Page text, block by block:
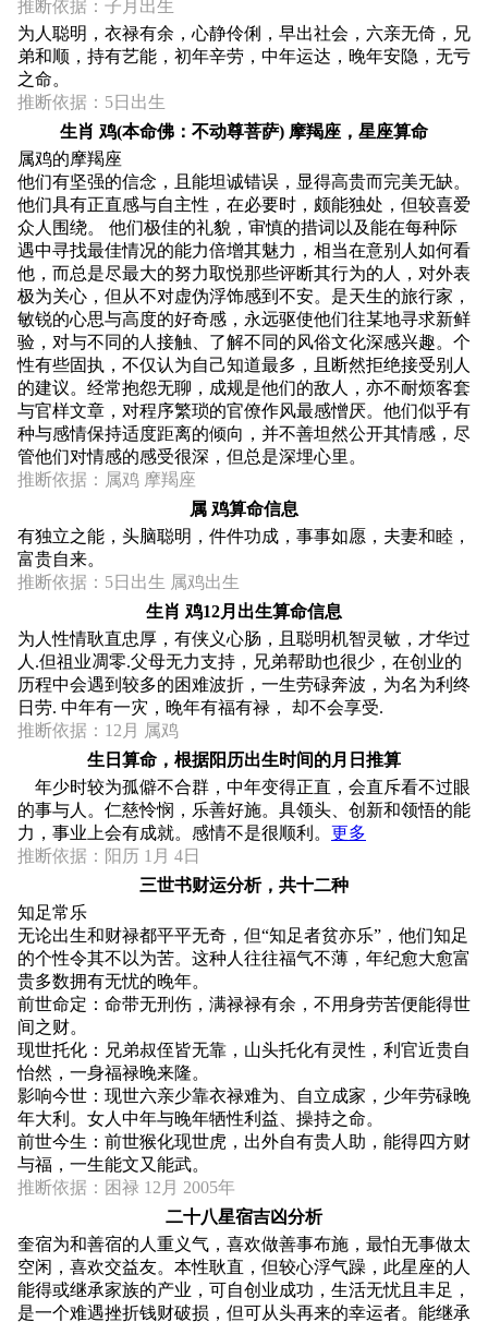
推断依据：子月出生
为人聪明，衣禄有余，心静伶俐，早出社会，六亲无倚，兄
弟和顺，持有艺能，初年辛劳，中年运达，晚年安隐，无亏
之命。
推断依据：5日出生
生肖 鸡(本命佛：不动尊菩萨) 摩羯座，星座算命
属鸡的摩羯座
他们有坚强的信念，且能坦诚错误，显得高贵而完美无缺。
他们具有正直感与自主性，在必要时，颇能独处，但较喜爱
众人围绕。 他们极佳的礼貌，审慎的措词以及能在每种际
遇中寻找最佳情况的能力倍增其魅力，相当在意别人如何看
他，而总是尽最大的努力取悦那些评断其行为的人，对外表
极为关心，但从不对虚伪浮饰感到不安。是天生的旅行家，
敏锐的心思与高度的好奇感，永远驱使他们往某地寻求新鲜
验，对与不同的人接触、了解不同的风俗文化深感兴趣。个
性有些固执，不仅认为自己知道最多，且断然拒绝接受别人
的建议。经常抱怨无聊，成规是他们的敌人，亦不耐烦客套
与官样文章，对程序繁琐的官僚作风最感憎厌。他们似乎有
种与感情保持适度距离的倾向，并不善坦然公开其情感，尽
管他们对情感的感受很深，但总是深埋心里。
推断依据：属鸡 摩羯座
属 鸡算命信息
有独立之能，头脑聪明，件件功成，事事如愿，夫妻和睦，
富贵自来。
推断依据：5日出生 属鸡出生
生肖 鸡12月出生算命信息
为人性情耿直忠厚，有侠义心肠，且聪明机智灵敏，才华过
人.但祖业凋零.父母无力支持，兄弟帮助也很少，在创业的
历程中会遇到较多的困难波折，一生劳碌奔波，为名为利终
日劳. 中年有一灾，晚年有福有禄， 却不会享受.
推断依据：12月 属鸡
生日算命，根据阳历出生时间的月日推算
年少时较为孤僻不合群，中年变得正直，会直斥看不过眼
的事与人。仁慈怜悯，乐善好施。具领头、创新和领悟的能
力，事业上会有成就。感情不是很顺利。 更多
推断依据：阳历 1月 4日
三世书财运分析，共十二种
知足常乐
无论出生和财禄都平平无奇，但“知足者贫亦乐”，他们知足
的个性令其不以为苦。这种人往往福气不薄，年纪愈大愈富
贵多数拥有无忧的晚年。
前世命定：命带无刑伤，满禄禄有余，不用身劳苦便能得世
间之财。
现世托化：兄弟叔侄皆无靠，山头托化有灵性，利官近贵自
怡然，一身福禄晚来隆。
影响今世：现世六亲少靠衣禄难为、自立成家，少年劳碌晚
年大利。女人中年与晚年牺性利益、操持之命。
前世今生：前世猴化现世虎，出外自有贵人助，能得四方财
与福，一生能文又能武。
推断依据：困禄 12月 2005年
二十八星宿吉凶分析
奎宿为和善宿的人重义气，喜欢做善事布施，最怕无事做太
空闲，喜欢交益友。本性耿直，但较心浮气躁，此星座的人
能得或继承家族的产业，可自创业成功，生活无忧且丰足，
是一个难遇挫折钱财破损，但可从头再来的幸运者。能继承